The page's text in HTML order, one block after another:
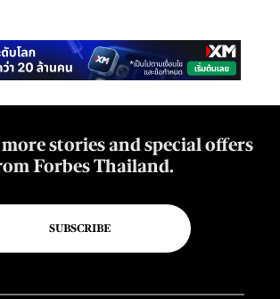
stories and special offers
Forbes Thailand.
SUBSCRIBE